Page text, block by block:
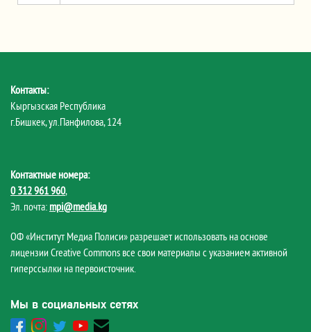
Контакты:
Кыргызская Республика
г.Бишкек, ул.Панфилова, 124
Контактные номера:
0 312 961 960,
Эл. почта: mpi@media.kg
ОФ «Институт Медиа Полиси» разрешает использовать на основе
лицензии Creative Commons все свои материалы с указанием активной
гиперссылки на первоисточник.
Мы в социальных сетях